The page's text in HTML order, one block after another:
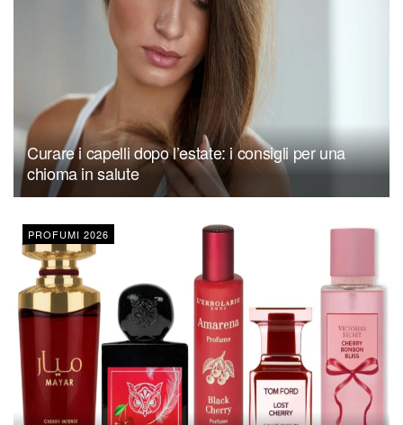
Curare i capelli dopo l’estate: i consigli per una
chioma in salute
PROFUMI 2026